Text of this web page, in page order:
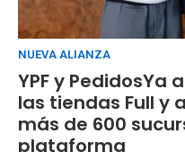
NUEVA ALIANZA
YPF y PedidosYa
las tiendas Full y
más de 600
plataforma